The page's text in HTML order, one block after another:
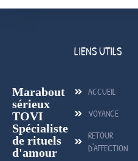
Retour d affection efficace
Marabout
sérieux
TOVI
Spécialiste
de rituels
d'amour
LIENS UTILS
ACCUEIL
VOYANCE
RETOUR
D'AFFECTION